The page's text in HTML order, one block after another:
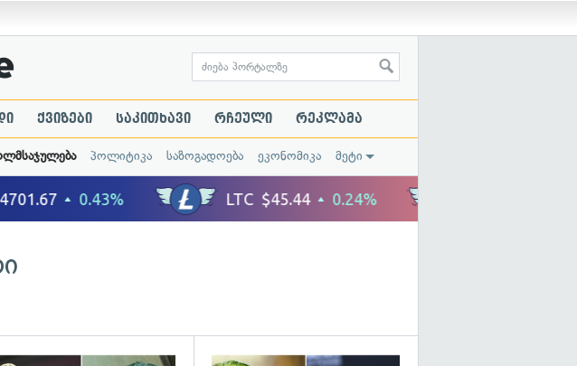
ქვიზები საკითხავი რჩეული რეკლამა
პოლიტიკა საზოგადოება ეკონომიკა მეტი